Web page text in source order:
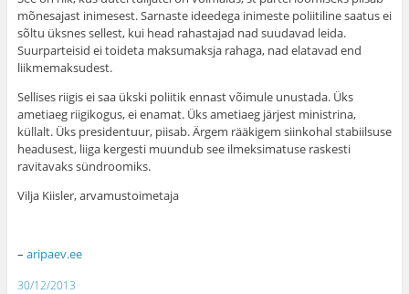
mõnesajast inimesest. Sarnaste ideedega inimeste poliitiline saatus ei
sõltu üksnes sellest, kui head rahastajad nad suudavad leida.
Suurparteisid ei toideta maksumaksja rahaga, nad elatavad end
liikmemaksudest.
Sellises riigis ei saa ükski poliitik ennast võimule unustada. Üks
ametiaeg riigikogus, ei enamat. Üks ametiaeg järjest ministrina,
küllalt. Üks presidentuur, piisab. Ärgem rääkigem siinkohal stabiilsuse
headusest, liiga kergesti muundub see ilmeksimatuse raskesti
ravitavaks sündroomiks.
Vilja Kiisler, arvamustoimetaja
– aripaev.ee
30/12/2013